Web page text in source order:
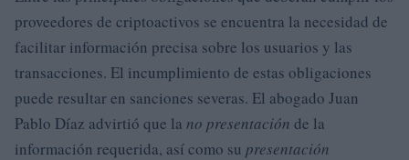
proveedores de criptoactivos se encuentra la necesidad de
facilitar información precisa sobre los usuarios y las
transacciones. El incumplimiento de estas obligaciones
puede resultar en sanciones severas. El abogado Juan
Pablo Díaz advirtió que la no presentación de la
información requerida, así como su presentación